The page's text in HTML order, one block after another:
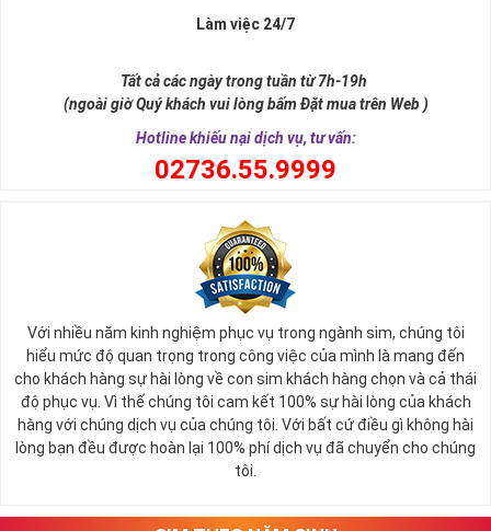
từ "Phát". Chữ Phát trong phát tài, phát lộc, phát công danh. Hay
nói cách khác thì số 8 cũng là con số biểu tượng cho thần tài ban
Sim Lục Quý 8 Có Ý Nghĩa Gì?
Với những người có mệnh hợp với con số 8 này thường thì họ sẽ
vào quá trình làm việc, họ luôn biết giữ kỷ luật, có cá tính và ý chí
Làm việc 24/7
Tất cả các ngày trong tuần từ 7h-19h
(ngoài giờ Quý khách vui lòng bấm Đặt mua trên Web )
Hotline khiếu nại dịch vụ, tư vấn:
02736.55.9999
Với nhiều năm kinh nghiệm phục vụ trong ngành sim, chúng tôi
hiểu mức độ quan trọng trong công việc của mình là mang đến
cho khách hàng sự hài lòng về con sim khách hàng chọn và cả thái
độ phục vụ. Vì thế chúng tôi cam kết 100% sự hài lòng của khách
hàng với chúng dịch vụ của chúng tôi. Với bất cứ điều gì không hài
lòng bạn đều được hoàn lại 100% phí dịch vụ đã chuyển cho chúng
tôi.